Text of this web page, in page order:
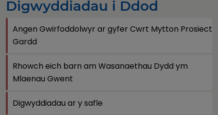
Digwyddiadau i Ddod
Angen Gwirfoddolwyr ar gyfer Cwrt Mytton Prosiect
Gardd
Rhowch eich barn am Wasanaethau Dydd ym
Mlaenau Gwent
Digwyddiadau ar y safle